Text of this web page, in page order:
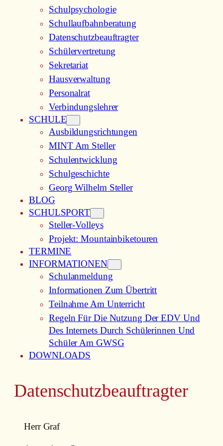
Schulpsychologie
Schullaufbahnberatung
Datenschutzbeauftragter
Schülervertretung
Sekretariat
Hausverwaltung
Personalrat
Verbindungslehrer
SCHULE
Ausbildungsrichtungen
MINT Am Steller
Schulentwicklung
Schulgeschichte
Georg Wilhelm Steller
BLOG
SCHULSPORT
Steller-Volleys
Projekt: Mountainbiketouren
TERMINE
INFORMATIONEN
Schulanmeldung
Informationen Zum Übertritt
Teilnahme Am Unterricht
Regeln Für Die Nutzung Der EDV Und
Des Internets Durch Schülerinnen Und
Schüler Am GWSG
DOWNLOADS
Datenschutzbeauftragter
Herr Graf